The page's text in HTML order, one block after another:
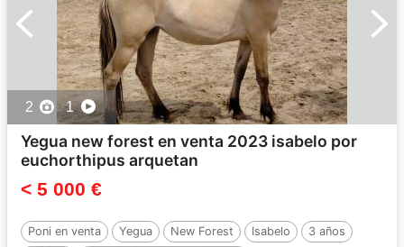
2 1
Yegua new forest en venta 2023 isabelo por
euchorthipus arquetan
< 5 000 €
Poni en venta Yegua New Forest Isabelo
3 años